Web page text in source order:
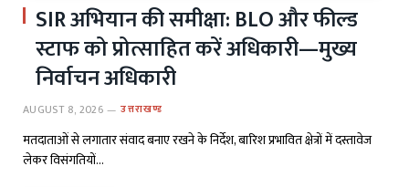
SIR अभियान की समीक्षा: BLO और फील्ड
स्टाफ को प्रोत्साहित करें अधिकारी—मुख्य
निर्वाचन अधिकारी
AUGUST 8, 2026 उत्तराखण्ड
मतदाताओं से लगातार संवाद बनाए रखने के निर्देश, बारिश प्रभावित क्षेत्रों में दस्तावेज
लेकर विसंगतियों…